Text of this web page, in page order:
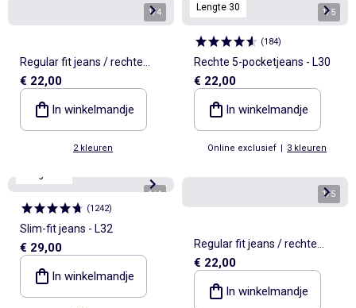
1/4
Regular fit jeans / rechte
pijpen met 5 zakken
€ 22,00
In winkelmandje
2 kleuren
Lengte 30 1/5
(184)
Rechte 5-pocketjeans - L30
€ 22,00
In winkelmandje
Online exclusief | 3 kleuren
1/4
(1242)
Slim-fit jeans - L32
€ 29,00
In winkelmandje
1/5
Regular fit jeans / rechte
pijpen met 5 zakken
€ 22,00
In winkelmandje